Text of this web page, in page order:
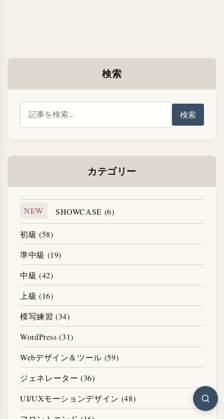
検索
検索
カテゴリー
NEW SHOWCASE (6)
初級 (58)
準中級 (19)
中級 (42)
上級 (16)
模写練習 (34)
WordPress (31)
Webデザイン＆ツール (59)
ジェネレーター (36)
UI/UXモーションデザイン (48)